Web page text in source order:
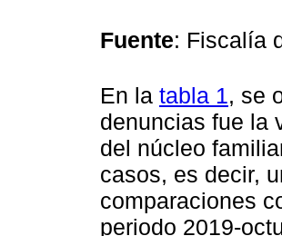
Fuente: Fiscalía
En la tabla 1 , se
denuncias fue la
del núcleo
casos, es decir,
comparaciones
periodo 2019-